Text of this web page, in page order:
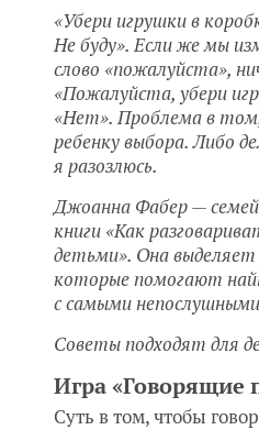
«Убери игрушки в
Не буду». Если же мы
слово «пожалуйста»,
«Пожалуйста, убери
«Нет». Проблема в
ребенку выбора. Либо
я разозлюсь.
Джоанна Фабер —
книги «Как
детьми». Она выделяет
которые помогают
с самыми
Советы подходят для
Игра «Говорящие
Суть в том, чтобы